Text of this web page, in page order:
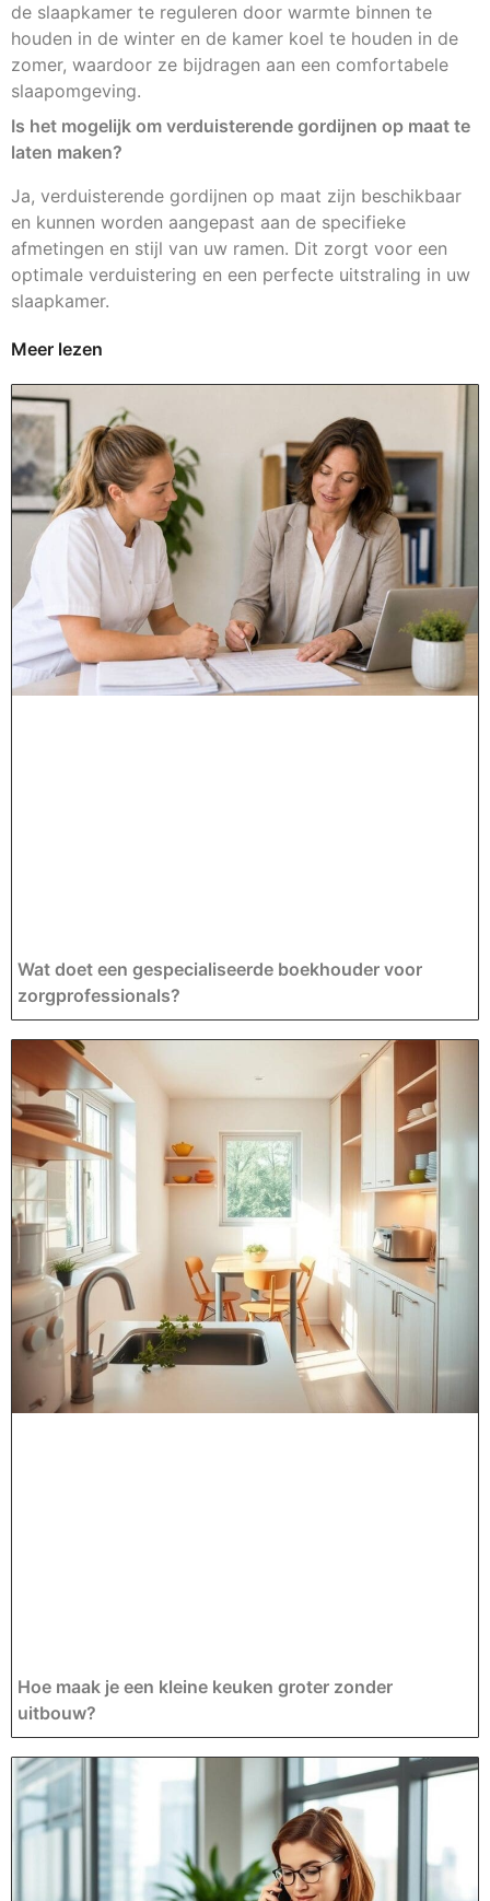
de slaapkamer te reguleren door warmte binnen te
houden in de winter en de kamer koel te houden in de
zomer, waardoor ze bijdragen aan een comfortabele
slaapomgeving.
Is het mogelijk om verduisterende gordijnen op maat te
laten maken?
Ja, verduisterende gordijnen op maat zijn beschikbaar
en kunnen worden aangepast aan de specifieke
afmetingen en stijl van uw ramen. Dit zorgt voor een
optimale verduistering en een perfecte uitstraling in uw
slaapkamer.
Meer lezen
Wat doet een gespecialiseerde boekhouder voor
zorgprofessionals?
Hoe maak je een kleine keuken groter zonder
uitbouw?